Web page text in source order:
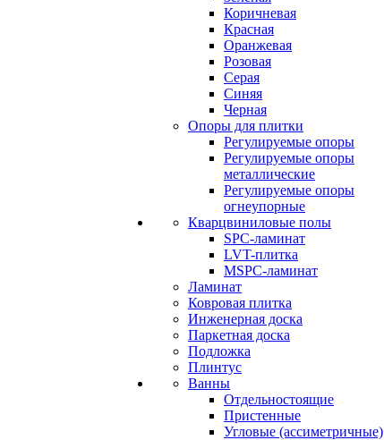
Коричневая
Красная
Оранжевая
Розовая
Серая
Синяя
Черная
Опоры для плитки
Регулируемые опоры
Регулируемые опоры
металлические
Регулируемые опоры
огнеупорные
Кварцвиниловые полы
SPC-ламинат
LVT-плитка
MSPC-ламинат
Ламинат
Ковровая плитка
Инженерная доска
Паркетная доска
Подложка
Плинтус
Ванны
Отдельностоящие
Пристенные
Угловые (ассиметричные)